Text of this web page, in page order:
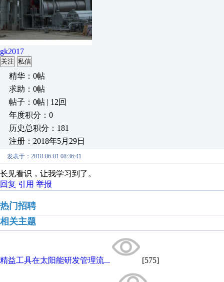
gk2017
关注 私信
精华：0帖
求助：0帖
帖子：0帖 | 12回
年度积分：0
历史总积分：181
注册：2018年5月29日
发表于：2018-06-01 08:36:41
长见看识，让我学习到了。
回复 引用 举报
热门招聘
相关主题
精益工具在太阳能研发管理流... [575]